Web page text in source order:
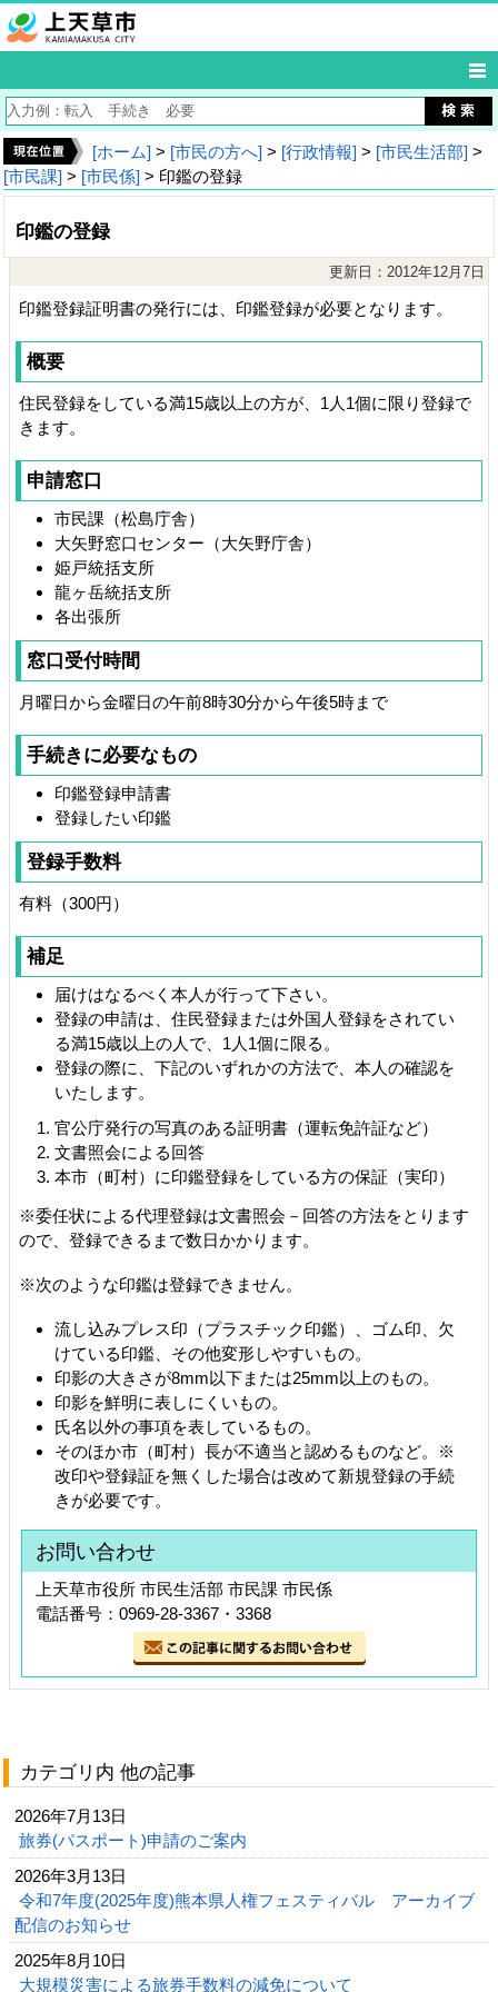
[ホーム] > [市民の方へ] > [行政情報] > [市民生活部] >
[市民課] > [市民係] > 印鑑の登録
印鑑の登録
更新日：2012年12月7日
印鑑登録証明書の発行には、印鑑登録が必要となります。
概要
住民登録をしている満15歳以上の方が、1人1個に限り登録で
きます。
申請窓口
市民課（松島庁舎）
大矢野窓口センター（大矢野庁舎）
姫戸統括支所
龍ヶ岳統括支所
各出張所
窓口受付時間
月曜日から金曜日の午前8時30分から午後5時まで
手続きに必要なもの
印鑑登録申請書
登録したい印鑑
登録手数料
有料（300円）
補足
届けはなるべく本人が行って下さい。
登録の申請は、住民登録または外国人登録をされてい
る満15歳以上の人で、1人1個に限る。
登録の際に、下記のいずれかの方法で、本人の確認を
いたします。
官公庁発行の写真のある証明書（運転免許証など）
文書照会による回答
本市（町村）に印鑑登録をしている方の保証（実印）
※委任状による代理登録は文書照会－回答の方法をとります
ので、登録できるまで数日かかります。
※次のような印鑑は登録できません。
流し込みプレス印（プラスチック印鑑）、ゴム印、欠
けている印鑑、その他変形しやすいもの。
印影の大きさが8mm以下または25mm以上のもの。
印影を鮮明に表しにくいもの。
氏名以外の事項を表しているもの。
そのほか市（町村）長が不適当と認めるものなど。※
改印や登録証を無くした場合は改めて新規登録の手続
きが必要です。
お問い合わせ
上天草市役所 市民生活部 市民課 市民係
電話番号：0969-28-3367・3368
カテゴリ内 他の記事
2026年7月13日
旅券(パスポート)申請のご案内
2026年3月13日
令和7年度(2025年度)熊本県人権フェスティバル アーカイブ
配信のお知らせ
2025年8月10日
大規模災害による旅券手数料の減免について